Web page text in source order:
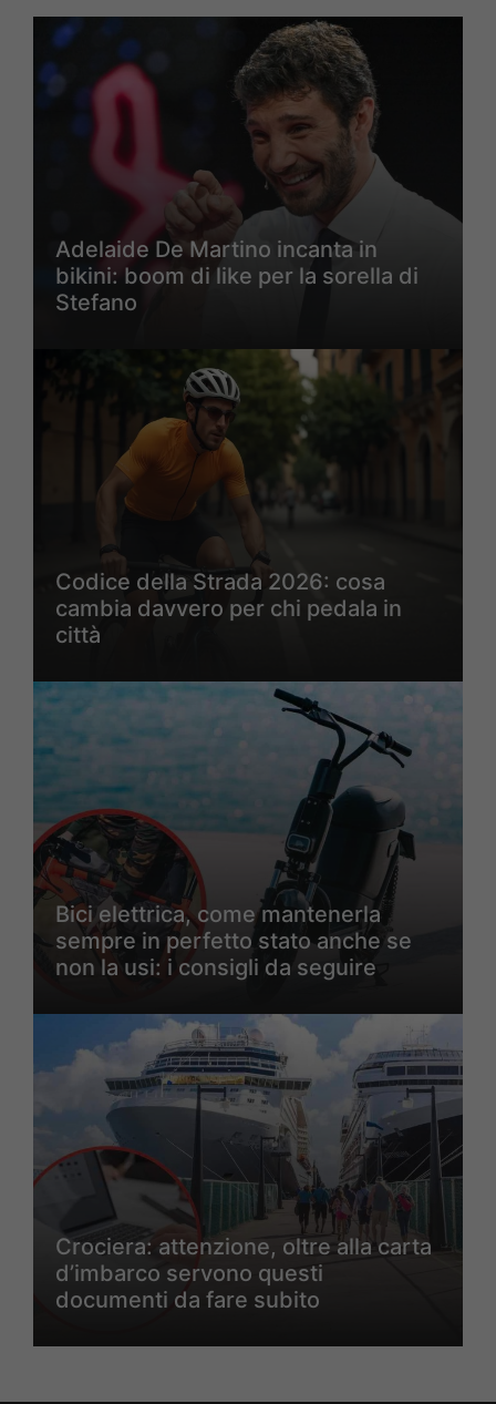
Adelaide De Martino incanta in
bikini: boom di like per la sorella di
Stefano
Codice della Strada 2026: cosa
cambia davvero per chi pedala in
città
Bici elettrica, come mantenerla
sempre in perfetto stato anche se
non la usi: i consigli da seguire
Crociera: attenzione, oltre alla carta
d’imbarco servono questi
documenti da fare subito